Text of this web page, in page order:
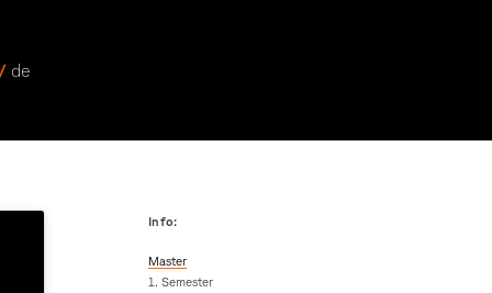
de
Info:
Master
1. Semester